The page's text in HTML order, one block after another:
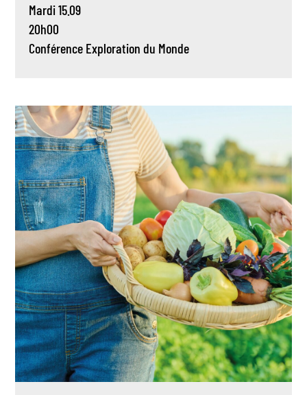
Mardi 15.09
20h00
Conférence Exploration du Monde